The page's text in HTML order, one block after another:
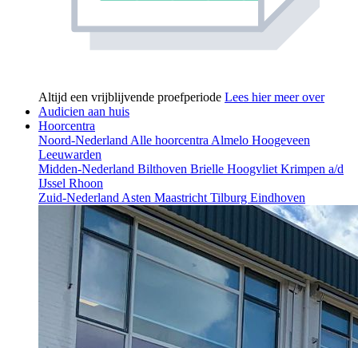
Altijd een vrijblijvende proefperiode Lees hier meer over
Audicien aan huis
Hoorcentra
Noord-NederlandAlle hoorcentraAlmelo Hoogeveen
Leeuwarden
Midden-Nederland Bilthoven Brielle HoogvlietKrimpen a/d
IJssel Rhoon
Zuid-NederlandAsten MaastrichtTilburg Eindhoven